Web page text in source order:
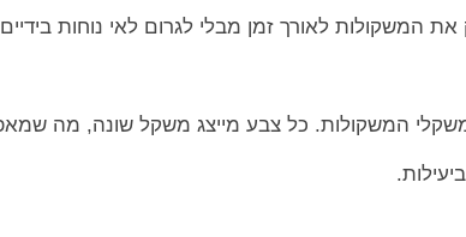
את המשקולות לאורך זמן מבלי לגרום לאי נוחות
משקלי המשקולות. כל צבע מייצג משקל שונה, מה